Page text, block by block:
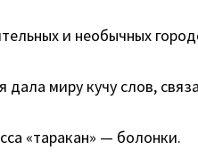
и необычных
миру кучу слов,
«таракан» — болонки.